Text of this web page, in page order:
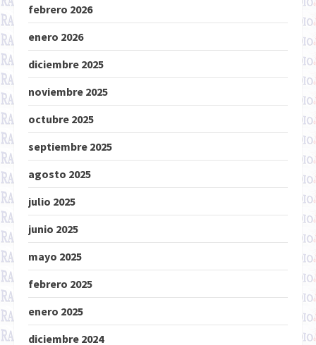
febrero 2026
enero 2026
diciembre 2025
noviembre 2025
octubre 2025
septiembre 2025
agosto 2025
julio 2025
junio 2025
mayo 2025
febrero 2025
enero 2025
diciembre 2024